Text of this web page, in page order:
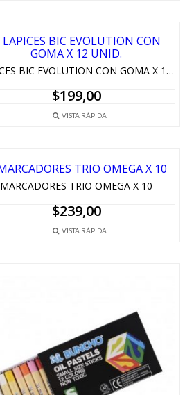
LAPICES BIC EVOLUTION CON GOMA X 12 UNID.
$199,00
VISTA RÁPIDA
MARCADORES TRIO OMEGA X 10
$239,00
VISTA RÁPIDA